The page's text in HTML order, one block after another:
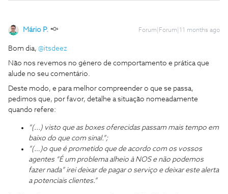
Mário P. Forum|Forum|11 months ago
Bom dia, ​ @itsdeez
Não nos revemos no género de comportamento e prática que
alude no seu comentário.
Deste modo, e para melhor compreender o que se passa,
pedimos que, por favor, detalhe a situação nomeadamente
quando refere:
“(...) visto que as boxes oferecidas passam mais tempo em
baixo do que com sinal.”;
“(…)o que é prometido que de acordo com os vossos
agentes “É um problema alheio à NOS e não podemos
fazer nada” irei deixar de pagar o serviço e deixar este alerta
a potenciais clientes.”